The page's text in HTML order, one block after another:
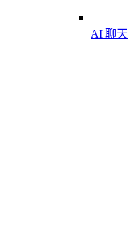
AI 聊天